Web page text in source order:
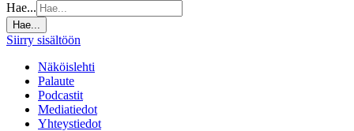
Hae...
Hae...
Siirry sisältöön
Näköislehti
Palaute
Podcastit
Mediatiedot
Yhteystiedot